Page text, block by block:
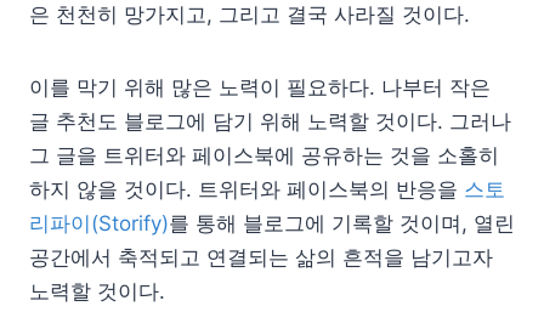
은 천천히 망가지고, 그리고 결국 사라질 것이다.
이를 막기 위해 많은 노력이 필요하다. 나부터 작은
글 추천도 블로그에 담기 위해 노력할 것이다. 그러나
그 글을 트위터와 페이스북에 공유하는 것을 소홀히
하지 않을 것이다. 트위터와 페이스북의 반응을 스토
리파이(Storify)를 통해 블로그에 기록할 것이며, 열린
공간에서 축적되고 연결되는 삶의 흔적을 남기고자
노력할 것이다.